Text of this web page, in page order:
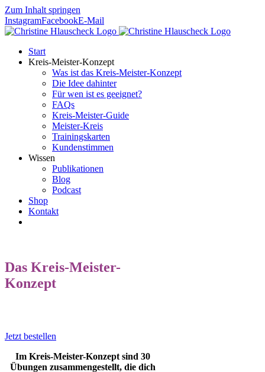
Zum Inhalt springen
InstagramFacebookE-Mail
Start
Kreis-Meister-Konzept
Was ist das Kreis-Meister-Konzept
Die Idee dahinter
Für wen ist es geeignet?
FAQs
Kreis-Meister-Guide
Meister-Kreis
Trainingskarten
Kundenstimmen
Wissen
Publikationen
Blog
Podcast
Shop
Kontakt
Das Kreis-Meister-
Konzept
Jetzt bestellen
Im Kreis-Meister-Konzept sind 30
Übungen zusammengestellt, die dich